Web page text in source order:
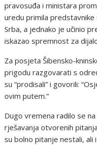
pravosuđa i ministara
uredu primila
Srba, a jednako je učinio
iskazao spremnost za
Za posjeta Šibensko-
prigodu razgovarati s
su “prodisali” i govorili:
ovim putem.”
Dugo vremena radilo se
rješavanja otvorenih
su bolno pitanje nestali, ali